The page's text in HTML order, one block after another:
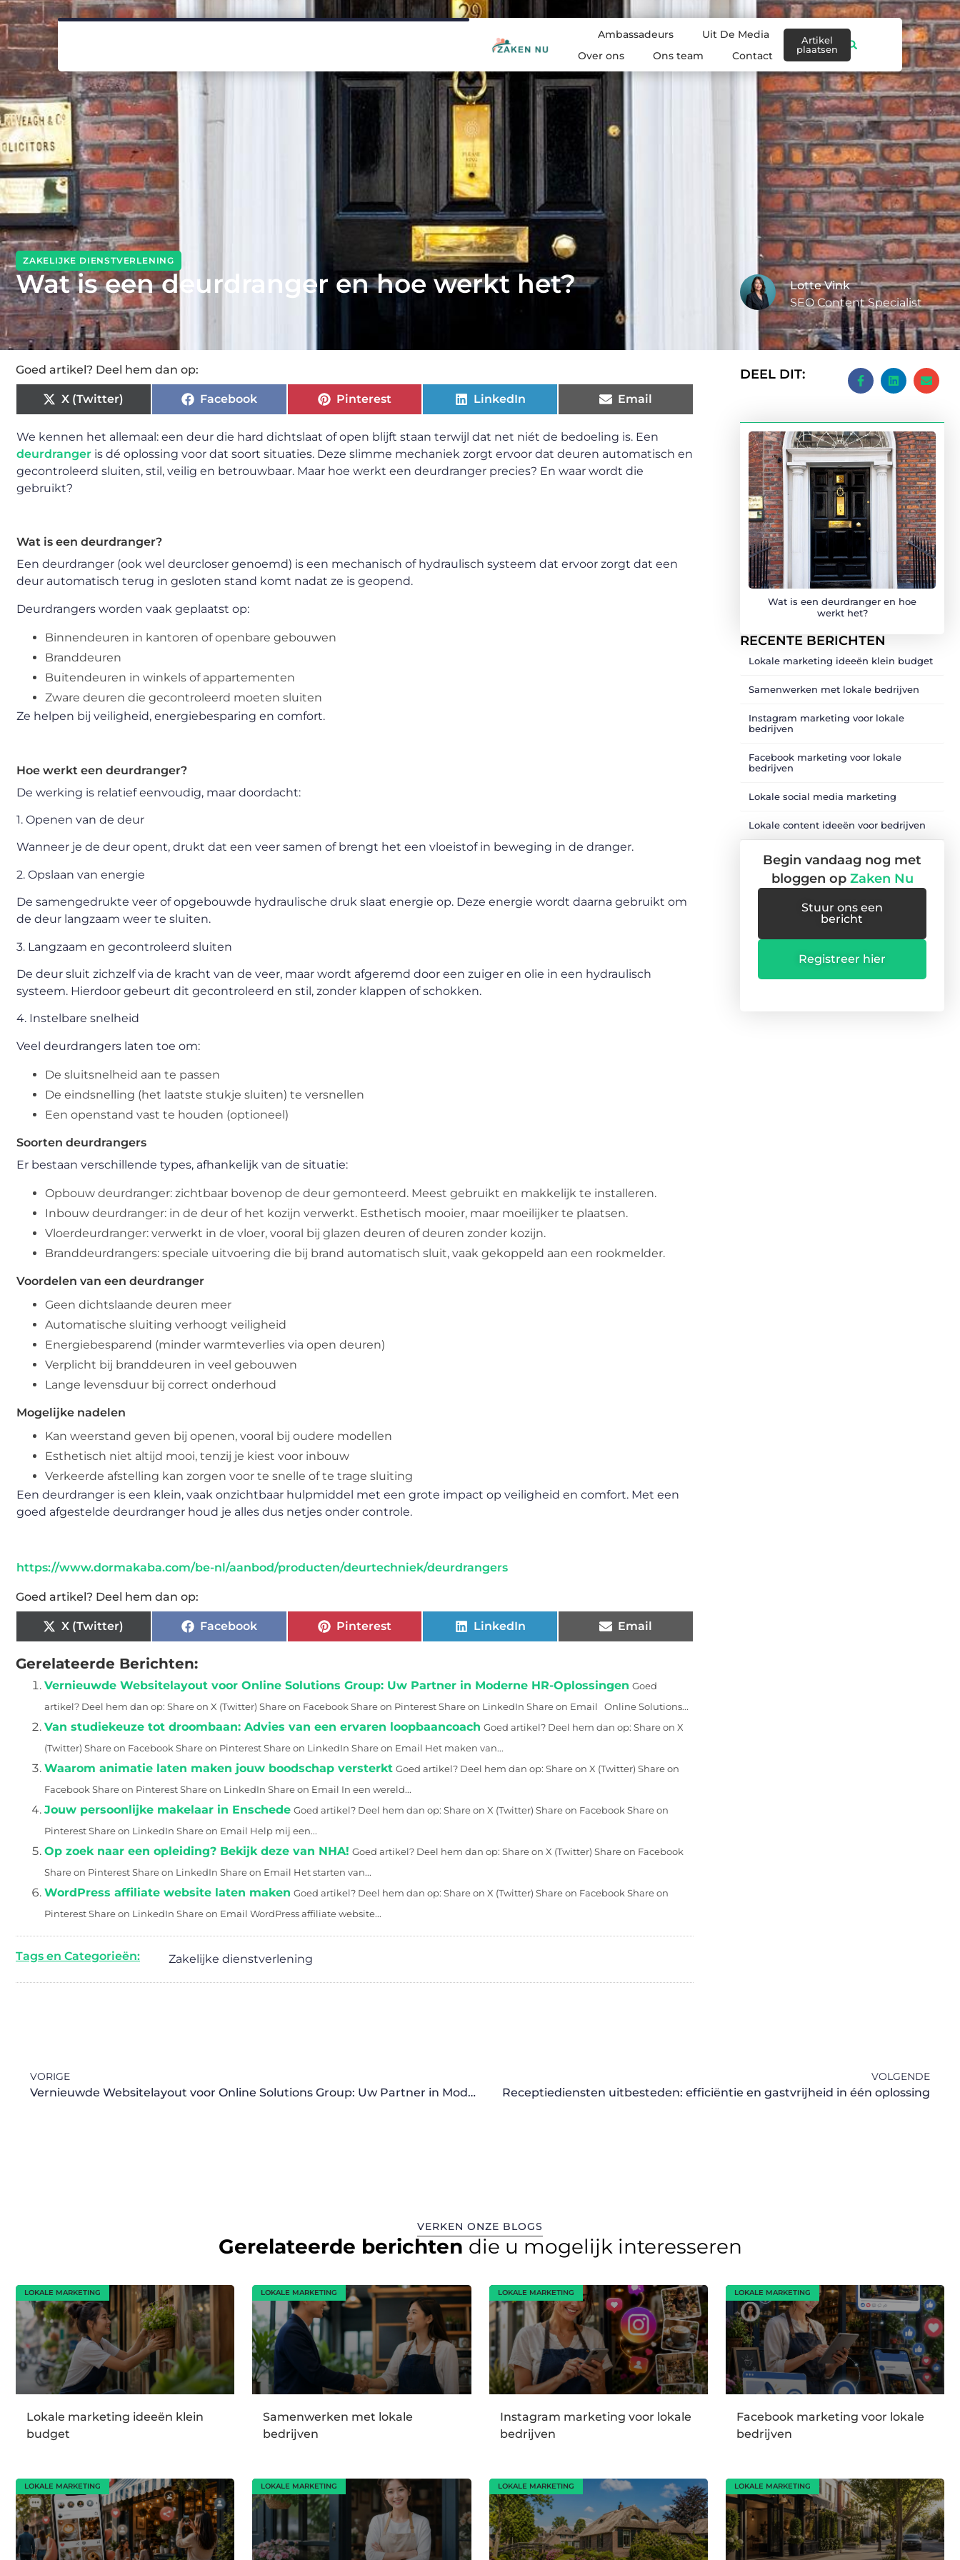
Ambassadeurs
Uit De Media
Over ons
Ons team Contact
Artikel
plaatsen
ZAKELIJKE DIENSTVERLENING
Wat is een deurdranger en hoe werkt het?
Lotte Vink
SEO Content Specialist
Goed artikel? Deel hem dan op:
X (Twitter) Facebook Pinterest LinkedIn Email
We kennen het allemaal: een deur die hard dichtslaat of open blijft staan terwijl dat net niét de bedoeling is. Een
deurdranger is dé oplossing voor dat soort situaties. Deze slimme mechaniek zorgt ervoor dat deuren automatisch en
gecontroleerd sluiten, stil, veilig en betrouwbaar. Maar hoe werkt een deurdranger precies? En waar wordt die
gebruikt?
Wat is een deurdranger?
Een deurdranger (ook wel deurcloser genoemd) is een mechanisch of hydraulisch systeem dat ervoor zorgt dat een
deur automatisch terug in gesloten stand komt nadat ze is geopend.
Deurdrangers worden vaak geplaatst op:
Binnendeuren in kantoren of openbare gebouwen
Branddeuren
Buitendeuren in winkels of appartementen
Zware deuren die gecontroleerd moeten sluiten
Ze helpen bij veiligheid, energiebesparing en comfort.
Hoe werkt een deurdranger?
De werking is relatief eenvoudig, maar doordacht:
1. Openen van de deur
Wanneer je de deur opent, drukt dat een veer samen of brengt het een vloeistof in beweging in de dranger.
2. Opslaan van energie
De samengedrukte veer of opgebouwde hydraulische druk slaat energie op. Deze energie wordt daarna gebruikt om
de deur langzaam weer te sluiten.
3. Langzaam en gecontroleerd sluiten
De deur sluit zichzelf via de kracht van de veer, maar wordt afgeremd door een zuiger en olie in een hydraulisch
systeem. Hierdoor gebeurt dit gecontroleerd en stil, zonder klappen of schokken.
4. Instelbare snelheid
Veel deurdrangers laten toe om:
De sluitsnelheid aan te passen
De eindsnelling (het laatste stukje sluiten) te versnellen
Een openstand vast te houden (optioneel)
Soorten deurdrangers
Er bestaan verschillende types, afhankelijk van de situatie:
Opbouw deurdranger: zichtbaar bovenop de deur gemonteerd. Meest gebruikt en makkelijk te installeren.
Inbouw deurdranger: in de deur of het kozijn verwerkt. Esthetisch mooier, maar moeilijker te plaatsen.
Vloerdeurdranger: verwerkt in de vloer, vooral bij glazen deuren of deuren zonder kozijn.
Branddeurdrangers: speciale uitvoering die bij brand automatisch sluit, vaak gekoppeld aan een rookmelder.
Voordelen van een deurdranger
Geen dichtslaande deuren meer
Automatische sluiting verhoogt veiligheid
Energiebesparend (minder warmteverlies via open deuren)
Verplicht bij branddeuren in veel gebouwen
Lange levensduur bij correct onderhoud
Mogelijke nadelen
Kan weerstand geven bij openen, vooral bij oudere modellen
Esthetisch niet altijd mooi, tenzij je kiest voor inbouw
Verkeerde afstelling kan zorgen voor te snelle of te trage sluiting
Een deurdranger is een klein, vaak onzichtbaar hulpmiddel met een grote impact op veiligheid en comfort. Met een
goed afgestelde deurdranger houd je alles dus netjes onder controle.
https://www.dormakaba.com/be-nl/aanbod/producten/deurtechniek/deurdrangers
Goed artikel? Deel hem dan op:
X (Twitter) Facebook Pinterest LinkedIn Email
Gerelateerde Berichten:
Vernieuwde Website­lay­out voor Online Solutions Group: Uw Partner in Moderne HR-Oplossingen Goed
artikel? Deel hem dan op: Share on X (Twitter) Share on Facebook Share on Pinterest Share on LinkedIn Share on Email Online Solutions...
Van studiekeuze tot droombaan: Advies van een ervaren loopbaancoach Goed artikel? Deel hem dan op: Share on X
(Twitter) Share on Facebook Share on Pinterest Share on LinkedIn Share on Email Het maken van...
Waarom animatie laten maken jouw boodschap versterkt Goed artikel? Deel hem dan op: Share on X (Twitter) Share on
Facebook Share on Pinterest Share on LinkedIn Share on Email In een wereld...
Jouw persoonlijke makelaar in Enschede Goed artikel? Deel hem dan op: Share on X (Twitter) Share on Facebook Share on
Pinterest Share on LinkedIn Share on Email Help mij een...
Op zoek naar een opleiding? Bekijk deze van NHA! Goed artikel? Deel hem dan op: Share on X (Twitter) Share on Facebook
Share on Pinterest Share on LinkedIn Share on Email Het starten van...
WordPress affiliate website laten maken Goed artikel? Deel hem dan op: Share on X (Twitter) Share on Facebook Share on
Pinterest Share on LinkedIn Share on Email WordPress affiliate website...
Tags en Categorieën: Zakelijke dienstverlening
DEEL DIT:
Wat is een deurdranger en hoe
werkt het?
RECENTE BERICHTEN
Lokale marketing ideeën klein budget
Samenwerken met lokale bedrijven
Instagram marketing voor lokale
bedrijven
Facebook marketing voor lokale
bedrijven
Lokale social media marketing
Lokale content ideeën voor bedrijven
Begin vandaag nog met
bloggen op Zaken Nu
Stuur ons een
bericht
Registreer hier
VORIGE
Vernieuwde Website­lay­out voor Online Solutions Group: Uw Partner in Moderne HR-Oplossingen
VOLGENDE
Receptiediensten uitbesteden: efficiëntie en gastvrijheid in één oplossing
VERKEN ONZE BLOGS
Gerelateerde berichten die u mogelijk interesseren
LOKALE MARKETING
Lokale marketing ideeën klein
budget
LOKALE MARKETING
Samenwerken met lokale
bedrijven
LOKALE MARKETING
Instagram marketing voor lokale
bedrijven
LOKALE MARKETING
Facebook marketing voor lokale
bedrijven
LOKALE MARKETING LOKALE MARKETING LOKALE MARKETING LOKALE MARKETING